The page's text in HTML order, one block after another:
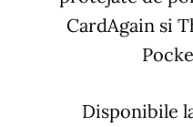
CardAgain si
Disponibile